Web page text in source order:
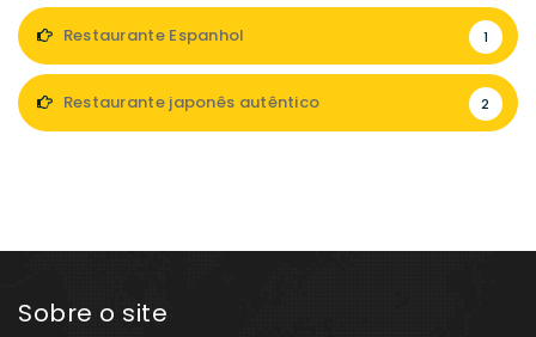
Restaurante Espanhol 1
Restaurante japonês autêntico 2
Sobre o site